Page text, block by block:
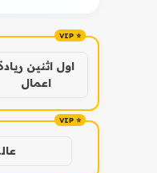
اول اثنين
اعمال